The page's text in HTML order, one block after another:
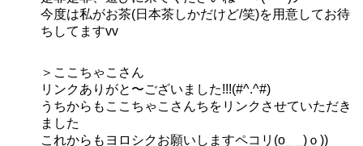
今度は私がお茶(日本茶しかだけど/笑)を用意してお待
ちしてますvv
＞ここちゃこさん
リンクありがと〜ございました!!!(#^.^#)
うちからもここちゃこさんちをリンクさせていただき
ました
これからもヨロシクお願いしますペコリ(o_ _)ｏ))